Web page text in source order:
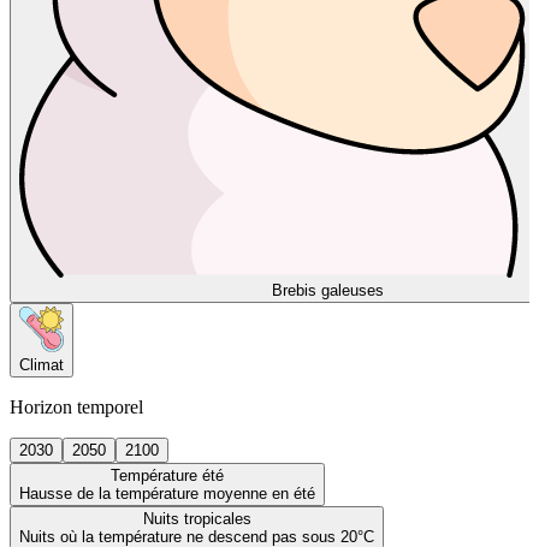
Brebis galeuses
Climat
Horizon temporel
2030 2050
2100
Température été
Hausse de la température moyenne en été
Nuits tropicales
Nuits où la température ne descend pas sous 20°C